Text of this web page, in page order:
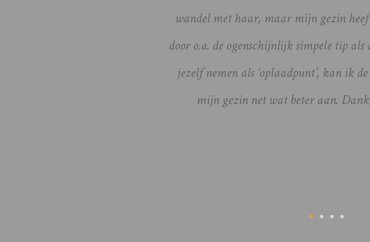
wandel met haar, maar mijn gezin
door o.a. de ogenschijnlijk simpele tip
jezelf nemen als ‘oplaadpunt’, kan ik
mijn gezin net wat beter aan.